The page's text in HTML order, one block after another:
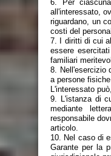
6. Per
all'interessato,
riguardano, un
costi del
7. I diritti di cui
essere
familiari
8. Nell'esercizio
a persone
L'interessato
9. L'istanza di
mediante
responsabile
articolo.
10. Nel caso di
Garante per la